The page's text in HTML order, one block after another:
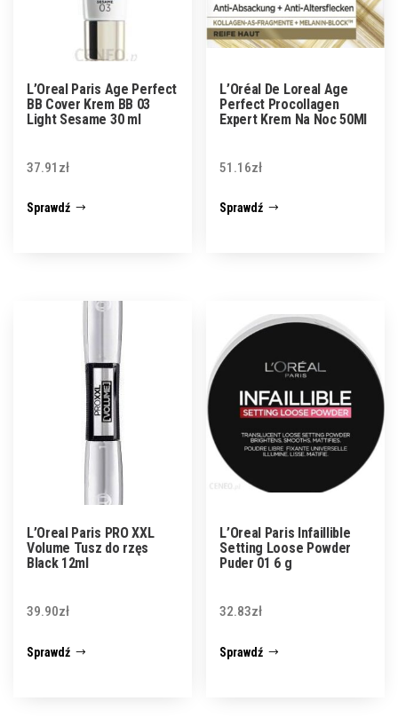
L’Oreal Paris Age Perfect
BB Cover Krem BB 03
Light Sesame 30 ml
37.91 zł
Sprawdź
L’Oréal De Loreal Age
Perfect Procollagen
Expert Krem Na Noc 50Ml
51.16zł
Sprawdź
L’Oreal Paris PRO XXL
Volume Tusz do rzęs
Black 12ml
39.90zł
Sprawdź
L’Oreal Paris Infaillible
Setting Loose Powder
Puder 01 6 g
32.83zł
Sprawdź